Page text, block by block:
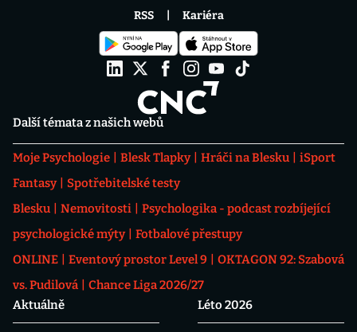
Další témata z našich webů
Moje Psychologie Blesk Tlapky Hráči na Blesku
iSport
Fantasy
Spotřebitelské testy
Blesku
Nemovitosti
Psychologika - podcast rozbíjející
psychologické mýty
Fotbalové přestupy
ONLINE
Eventový prostor Level 9
OKTAGON 92: Szabová
vs. Pudilová
Chance Liga 2026/27
Aktuálně
Léto 2026
RSS Kariéra